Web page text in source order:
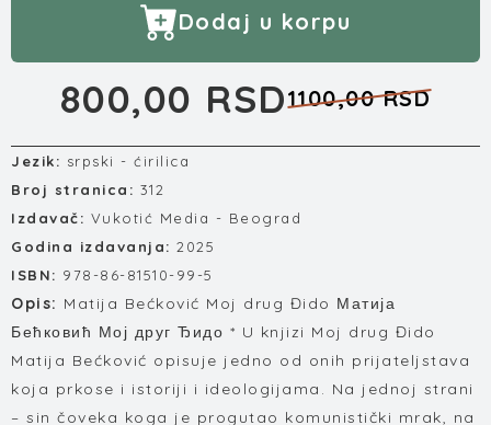
Dodaj u korpu
800,00 RSD1100,00 RSD
Jezik: srpski - ćirilica
Broj stranica: 312
Izdavač: Vukotić Media - Beograd
Godina izdavanja: 2025
ISBN: 978-86-81510-99-5
Opis: Matija Bećković Moj drug Đido Матија
Бећковић Мој друг Ђидо * U knjizi Moj drug Đido
Matija Bećković opisuje jedno od onih prijateljstava
koja prkose i istoriji i ideologijama. Na jednoj strani
– sin čoveka koga je progutao komunistički mrak, na